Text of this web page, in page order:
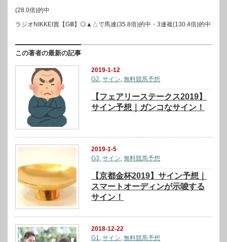
(28.0倍)的中
ラジオNIKKEI賞【GⅢ】◎▲△で馬連(35.8倍)的中・3連複(130.4倍)的中
この著者の最新の記事
2019-1-12
G2,サイン,無料競馬予想
【フェアリーステークス2019】
サイン予想｜ガンコなサイン！
2019-1-5
G3,サイン,無料競馬予想
【京都金杯2019】サイン予想｜
スマートオーディンが示唆する
サイン！
2018-12-22
G1
,サイン ,無料競馬予想